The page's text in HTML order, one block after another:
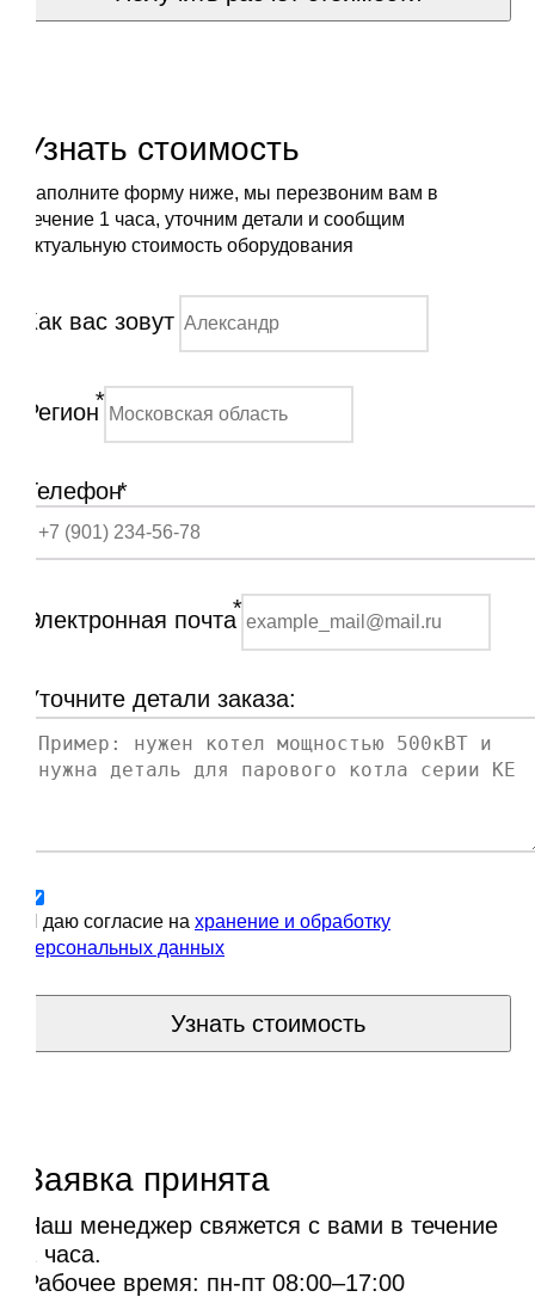
Узнать стоимость
Заполните форму ниже, мы перезвоним вам в
течение 1 часа, уточним детали и сообщим
актуальную стоимость оборудования
Как вас зовут
Регион*
Телефон*
Электронная почта*
Уточните детали заказа:
Я даю согласие на хранение и обработку
персональных данных
Узнать стоимость
Заявка принята
Наш менеджер свяжется с вами в течение
1 часа.
Рабочее время: пн-пт 08:00–17:00